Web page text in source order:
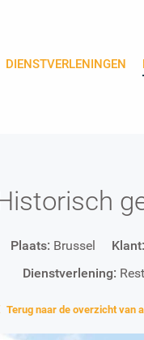
DIENSTVERLENINGEN
Plaats: Brussel Klant:
Dienstverlening:
Terug naar de overzicht van